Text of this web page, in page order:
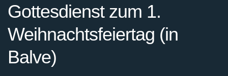
Gottesdienst zum 1.
Weihnachtsfeiertag (in
Balve)